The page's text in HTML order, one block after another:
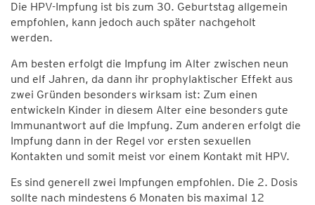
Die HPV-Impfung ist bis zum 30. Geburtstag allgemein
empfohlen, kann jedoch auch später nachgeholt
werden.
Am besten erfolgt die Impfung im Alter zwischen neun
und elf Jahren, da dann ihr prophylaktischer Effekt aus
zwei Gründen besonders wirksam ist: Zum einen
entwickeln Kinder in diesem Alter eine besonders gute
Immunantwort auf die Impfung. Zum anderen erfolgt die
Impfung dann in der Regel vor ersten sexuellen
Kontakten und somit meist vor einem Kontakt mit HPV.
Es sind generell zwei Impfungen empfohlen. Die 2. Dosis
sollte nach mindestens 6 Monaten bis maximal 12